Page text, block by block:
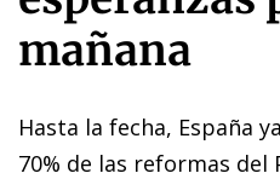
mañana
Hasta la fecha, España
70% de las reformas del